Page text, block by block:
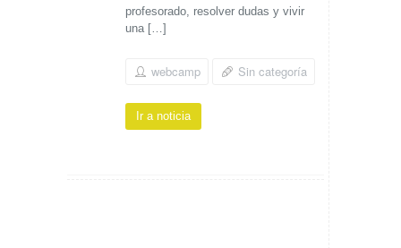
profesorado, resolver dudas y vivir
una […]
webcamp Sin categoría
Ir a noticia